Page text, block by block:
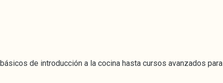
de introducción a la cocina hasta cursos avanzados para